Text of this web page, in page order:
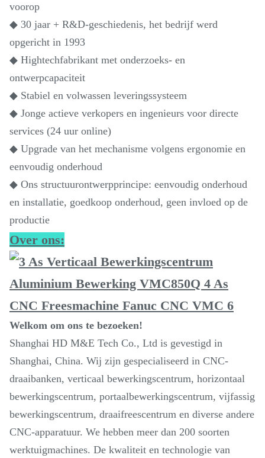
voorop
◆ 30 jaar + R&D-geschiedenis, het bedrijf werd
opgericht in 1993
◆ Hightechfabrikant met onderzoeks- en
ontwerpcapaciteit
◆ Stabiel en volwassen leveringssysteem
◆ Jonge actieve verkopers en ingenieurs voor directe
services (24 uur online)
◆ Upgrade van het mechanisme volgens ergonomie en
eenvoudig onderhoud
◆ Ons structuurontwerpprincipe: eenvoudig onderhoud
en installatie, goedkoop onderhoud, geen invloed op de
productie
Over ons:
Welkom om ons te bezoeken!
Shanghai HD M&E Tech Co., Ltd is gevestigd in
Shanghai, China. Wij zijn gespecialiseerd in CNC-
draaibanken, verticaal bewerkingscentrum, horizontaal
bewerkingscentrum, portaalbewerkingscentrum, vijfassig
bewerkingscentrum, draaifreescentrum en diverse andere
CNC-apparatuur. We hebben meer dan 200 soorten
werktuigmachines. De kwaliteit en technologie van